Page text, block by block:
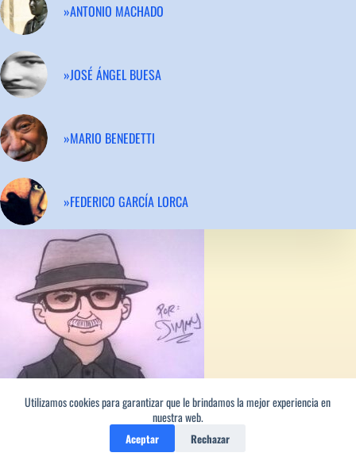
Utilizamos cookies para garantizar que le brindamos la mejor experiencia en
nuestra web.
Aceptar Rechazar
»ANTONIO MACHADO
»JOSÉ ÁNGEL BUESA
»MARIO BENEDETTI
»FEDERICO GARCÍA LORCA
Los versos de este poeta
sin ti, lector, no son nada,
son como el agua encharcada